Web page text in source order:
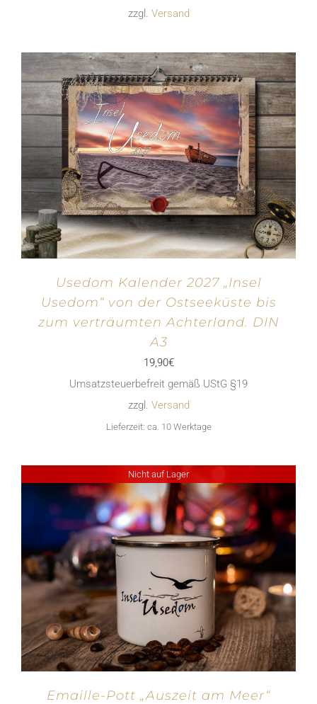
zzgl. Versand
Usedom Kalender 2027 „Insel
Usedom“ von der Ostseeküste bis
zum verträumten Achterland. DIN
A3
19,90€
Umsatzsteuerbefreit gemäß UStG §19
zzgl. Versand
Lieferzeit: ca. 10 Werktage
Nicht auf Lager
Emaille-Pott „Auszeit am Meer“